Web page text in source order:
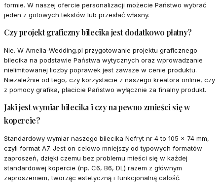
formie. W naszej ofercie personalizacji możecie Państwo wybrać
jeden z gotowych tekstów lub przesłać własny.
Czy projekt graficzny bilecika jest dodatkowo płatny?
Nie. W Amelia-Wedding.pl przygotowanie projektu graficznego
bilecika na podstawie Państwa wytycznych oraz wprowadzanie
nielimitowanej liczby poprawek jest zawsze w cenie produktu.
Niezależnie od tego, czy korzystacie z naszego kreatora online, czy
z pomocy grafika, płacicie Państwo wyłącznie za finalny produkt.
Jaki jest wymiar bilecika i czy na pewno zmieści się w
kopercie?
Standardowy wymiar naszego bilecika Nefryt nr 4 to 105 x 74 mm,
czyli format A7. Jest on celowo mniejszy od typowych formatów
zaproszeń, dzięki czemu bez problemu mieści się w każdej
standardowej kopercie (np. C6, B6, DL) razem z głównym
zaproszeniem, tworząc estetyczną i funkcjonalną całość.